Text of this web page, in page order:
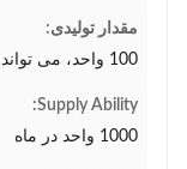
مقدار تولیدی:
100 واحد، می تواند انعطاف پذیر باشد
Supply Ability:
1000 واحد در ماه